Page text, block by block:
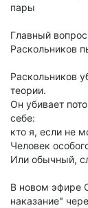
пары
Главный
Раскольников
Раскольников
теории.
Он убивает
себе:
кто я, если не
Человек
Или обычный,
В новом эфире
наказание"